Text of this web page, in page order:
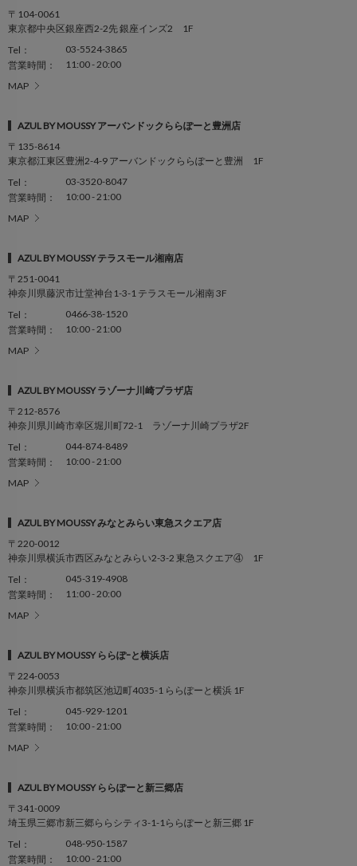
〒104-0061
東京都中央区銀座西2-2先 銀座インズ2 1F
Tel：
03-5524-3865
営業時間：
11:00 - 20:00
MAP
AZUL BY MOUSSY アーバンドックららぽーと豊洲店
〒135-8614
東京都江東区豊洲2-4-9 アーバンドックららぽーと豊洲 1F
Tel：
03-3520-8047
営業時間：
10:00 - 21:00
MAP
AZUL BY MOUSSY テラスモール湘南店
〒251-0041
神奈川県藤沢市辻堂神台1-3-1 テラスモール湘南 3F
Tel：
0466-38-1520
営業時間：
10:00 - 21:00
MAP
AZUL BY MOUSSY ラゾーナ川崎プラザ店
〒212-8576
神奈川県川崎市幸区堀川町72-1 ラゾーナ川崎プラザ2F
Tel：
044-874-8489
営業時間：
10:00 - 21:00
MAP
AZUL BY MOUSSY みなとみらい東急スクエア店
〒220-0012
神奈川県横浜市西区みなとみらい2-3-2 東急スクエア④ 1F
Tel：
045-319-4908
営業時間：
11:00 - 20:00
MAP
AZUL BY MOUSSY ららぽｰと横浜店
〒224-0053
神奈川県横浜市都筑区池辺町4035-1 ららぽーと横浜 1F
Tel：
045-929-1201
営業時間：
10:00 - 21:00
MAP
AZUL BY MOUSSY ららぽーと新三郷店
〒341-0009
埼玉県三郷市新三郷ららシティ3-1-1ららぽーと新三郷 1F
Tel：
048-950-1587
営業時間：
10:00 - 21:00